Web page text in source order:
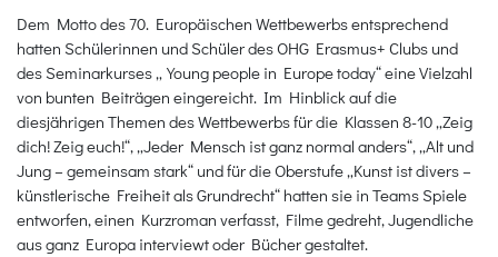
Dem Motto des 70. Europäischen Wettbewerbs entsprechend
hatten Schülerinnen und Schüler des OHG Erasmus+ Clubs und
des Seminarkurses „Young people in Europe today“ eine Vielzahl
von bunten Beiträgen eingereicht. Im Hinblick auf die
diesjährigen Themen des Wettbewerbs für die Klassen 8-10 „Zeig
dich! Zeig euch!“, „Jeder Mensch ist ganz normal anders“, „Alt und
Jung – gemeinsam stark“ und für die Oberstufe „Kunst ist divers –
künstlerische Freiheit als Grundrecht“ hatten sie in Teams Spiele
entworfen, einen Kurzroman verfasst, Filme gedreht, Jugendliche
aus ganz Europa interviewt oder Bücher gestaltet.